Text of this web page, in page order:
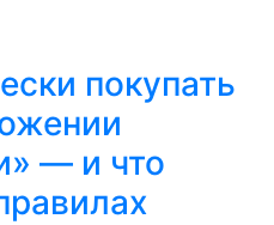
покупать
— и что